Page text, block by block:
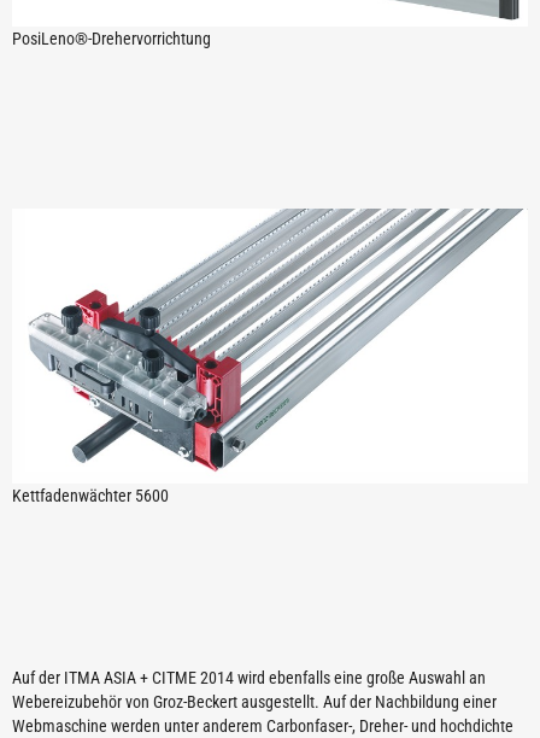
PosiLeno®-Drehervorrichtung
Kettfadenwächter 5600
Auf der ITMA ASIA + CITME 2014 wird ebenfalls eine große Auswahl an
Webereizubehör von Groz-Beckert ausgestellt. Auf der Nachbildung einer
Webmaschine werden unter anderem Carbonfaser-, Dreher- und hochdichte